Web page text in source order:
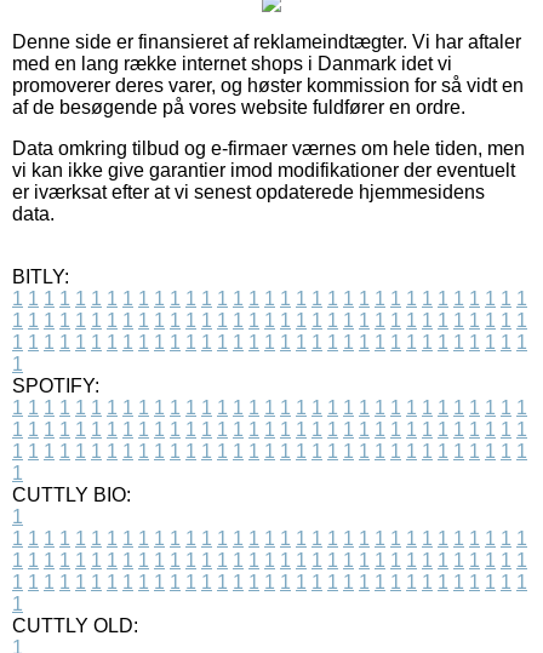
Denne side er finansieret af reklameindtægter. Vi har aftaler
med en lang række internet shops i Danmark idet vi
promoverer deres varer, og høster kommission for så vidt en
af de besøgende på vores website fuldfører en ordre.
Data omkring tilbud og e-firmaer værnes om hele tiden, men
vi kan ikke give garantier imod modifikationer der eventuelt
er iværksat efter at vi senest opdaterede hjemmesidens
data.
BITLY:
1 1 1 1 1 1 1 1 1 1 1 1 1 1 1 1 1 1 1 1 1 1 1 1 1 1 1 1 1 1 1 1 1
1 1 1 1 1 1 1 1 1 1 1 1 1 1 1 1 1 1 1 1 1 1 1 1 1 1 1 1 1 1 1 1 1
1 1 1 1 1 1 1 1 1 1 1 1 1 1 1 1 1 1 1 1 1 1 1 1 1 1 1 1 1 1 1 1 1
1
SPOTIFY:
1 1 1 1 1 1 1 1 1 1 1 1 1 1 1 1 1 1 1 1 1 1 1 1 1 1 1 1 1 1 1 1 1
1 1 1 1 1 1 1 1 1 1 1 1 1 1 1 1 1 1 1 1 1 1 1 1 1 1 1 1 1 1 1 1 1
1 1 1 1 1 1 1 1 1 1 1 1 1 1 1 1 1 1 1 1 1 1 1 1 1 1 1 1 1 1 1 1 1
1
CUTTLY BIO:
1
1 1 1 1 1 1 1 1 1 1 1 1 1 1 1 1 1 1 1 1 1 1 1 1 1 1 1 1 1 1 1 1 1
1 1 1 1 1 1 1 1 1 1 1 1 1 1 1 1 1 1 1 1 1 1 1 1 1 1 1 1 1 1 1 1 1
1 1 1 1 1 1 1 1 1 1 1 1 1 1 1 1 1 1 1 1 1 1 1 1 1 1 1 1 1 1 1 1 1
1
CUTTLY OLD:
1